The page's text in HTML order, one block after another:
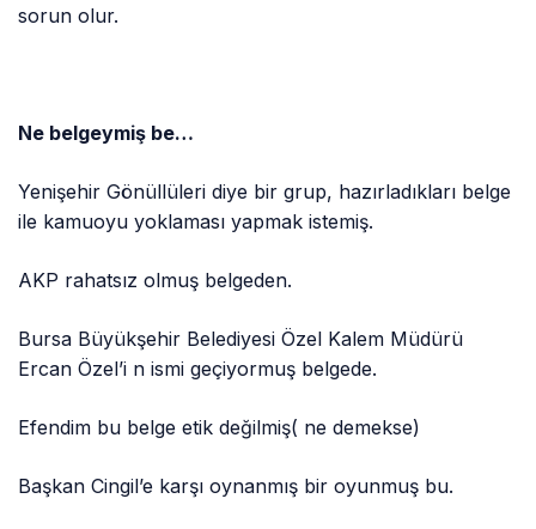
sorun olur.
Ne belgeymiş be…
Yenişehir Gönüllüleri diye bir grup, hazırladıkları belge
ile kamuoyu yoklaması yapmak istemiş.
AKP rahatsız olmuş belgeden.
Bursa Büyükşehir Belediyesi Özel Kalem Müdürü
Ercan Özel’i n ismi geçiyormuş belgede.
Efendim bu belge etik değilmiş( ne demekse)
Başkan Cingil’e karşı oynanmış bir oyunmuş bu.